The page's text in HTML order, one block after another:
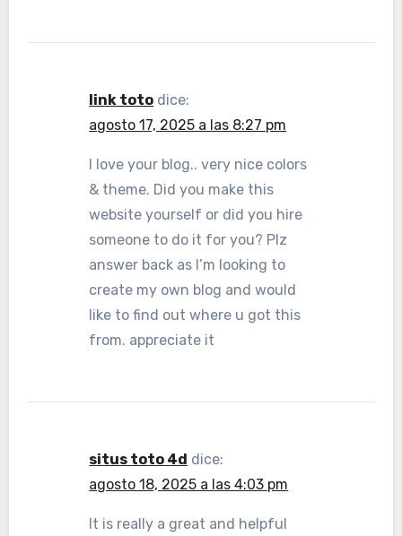
link toto dice:
agosto 17, 2025 a las 8:27 pm
I love your blog.. very nice colors
& theme. Did you make this
website yourself or did you hire
someone to do it for you? Plz
answer back as I’m looking to
create my own blog and would
like to find out where u got this
from. appreciate it
situs toto 4d dice:
agosto 18, 2025 a las 4:03 pm
It is really a great and helpful